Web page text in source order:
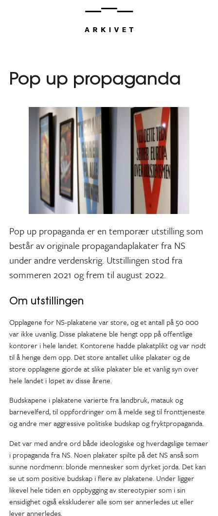
Pop up propaganda
Pop up propaganda er en temporær utstilling som
består av originale propagandaplakater fra NS
under andre verdenskrig. Utstillingen stod fra
sommeren 2021 og frem til august 2022.
Om utstillingen
Opplagene for NS-plakatene var store, og et antall på 50 000
var ikke uvanlig. Disse plakatene ble hengt opp på offentlige
kontorer i hele landet. Kontorene hadde plakatplikt og var nødt
til å henge dem opp. Det store antallet ulike plakater og de
store opplagene gjorde at slike plakater ble et vanlig syn over
hele landet i løpet av disse årene.
Budskapene i plakatene varierte fra landbruk, matauk og
barnevelferd, til oppfordringer om å melde seg til fronttjeneste
og andre mer aggressive politiske budskap og fryktpropaganda.
Det var med andre ord både ideologiske og hverdagslige temaer
i propaganda fra NS. Noen plakater spilte på det NS anså som
sunne nordmenn: blonde mennesker som dyrket jorda. Det kan
se ut som positive budskap i flere av plakatene. Under ligger
likevel hele tiden en oppbygging av stereotypier som i sin
ensidighet også ekskluderer alle som ser annerledes ut eller
lever annerledes.